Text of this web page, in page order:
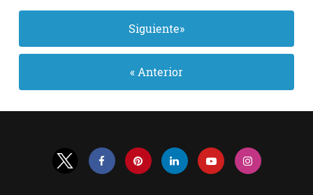
Siguiente»
« Anterior